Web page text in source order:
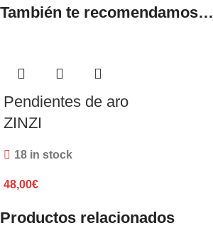
También te recomendamos…
Pendientes de aro
ZINZI
18 in stock
48,00€
Productos relacionados